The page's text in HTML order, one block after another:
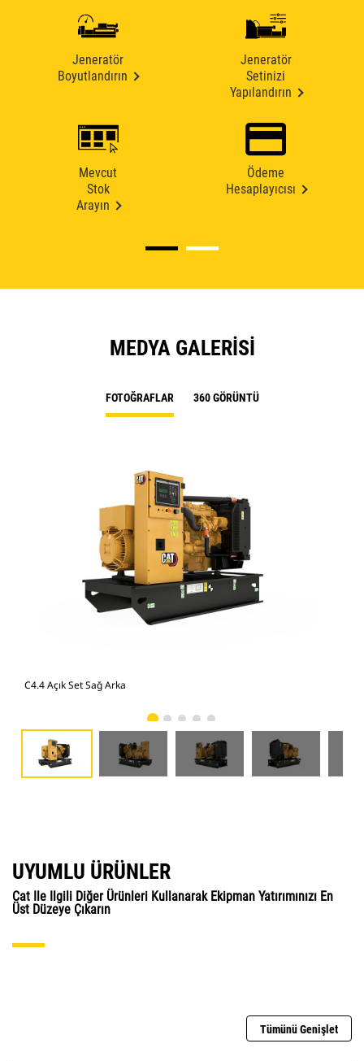
Jeneratör
Boyutlandırın
Jeneratör
Setinizi
Yapılandırın
Mevcut
Stok
Arayın
Ödeme
Hesaplayıcısı
MEDYA GALERISI
FOTOĞRAFLAR 360 GÖRÜNTÜ
C4.4 Açık Set Sağ Arka
UYUMLU ÜRÜNLER
Cat Ile Ilgili Diğer Ürünleri Kullanarak Ekipman Yatırımınızı En
Üst Düzeye Çıkarın
Tümünü Genişlet